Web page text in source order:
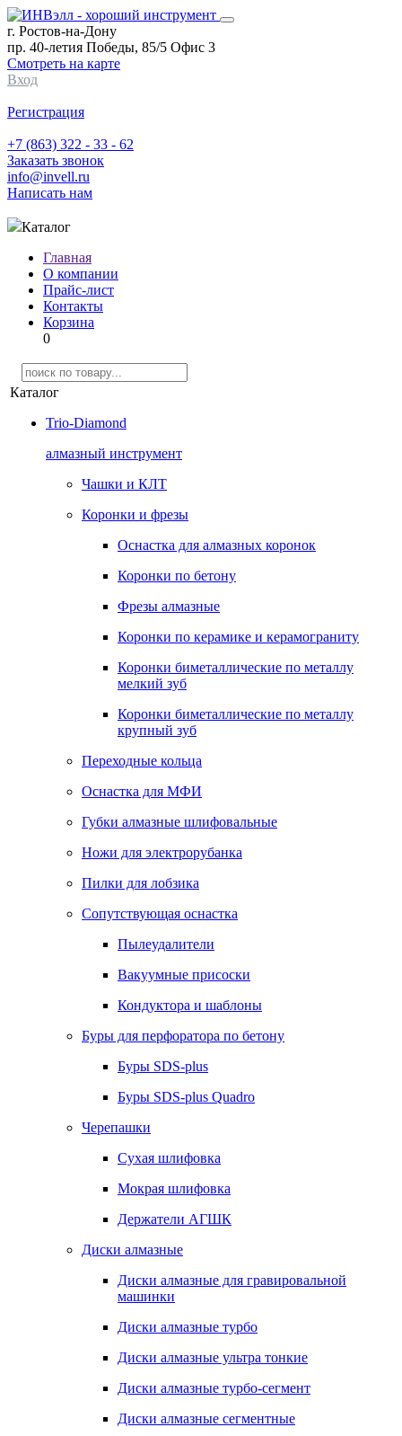
г. Ростов-на-Дону
пр. 40-летия Победы, 85/5 Офис 3
Смотреть на карте
Вход
Регистрация
+7 (863) 322 - 33 - 62
Заказать звонок
info@invell.ru
Написать нам
Каталог
Главная
О компании
Прайс-лист
Контакты
Корзина
0
Каталог
Trio-Diamond
алмазный инструмент
Чашки и КЛТ
Коронки и фрезы
Оснастка для алмазных коронок
Коронки по бетону
Фрезы алмазные
Коронки по керамике и керамограниту
Коронки биметаллические по металлу
мелкий зуб
Коронки биметаллические по металлу
крупный зуб
Переходные кольца
Оснастка для МФИ
Губки алмазные шлифовальные
Ножи для электрорубанка
Пилки для лобзика
Сопутствующая оснастка
Пылеудалители
Вакуумные присоски
Кондуктора и шаблоны
Буры для перфоратора по бетону
Буры SDS-plus
Буры SDS-plus Quadro
Черепашки
Сухая шлифовка
Мокрая шлифовка
Держатели АГШК
Диски алмазные
Диски алмазные для гравировальной
машинки
Диски алмазные турбо
Диски алмазные ультра тонкие
Диски алмазные турбо-сегмент
Диски алмазные сегментные